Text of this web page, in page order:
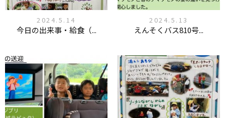
2024.5.14
今日の出来事・給食（...
2024.5.13
えんそくバス810号...